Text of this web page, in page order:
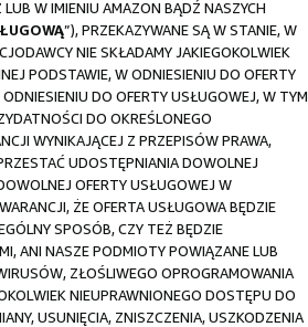
W IMIENIU AMAZON BĄDŹ NASZYCH
”), PRZEKAZYWANE SĄ W STANIE, W
NIE SKŁADAMY JAKIEGOKOLWIEK
PODSTAWIE, W ODNIESIENIU DO OFERTY
DO OFERTY USŁUGOWEJ, W TYM
DO OKREŚLONEGO
WYNIKAJĄCEJ Z PRZEPISÓW PRAWA,
UDOSTĘPNIANIA DOWOLNEJ
OFERTY USŁUGOWEJ W
ŻE OFERTA USŁUGOWA BĘDZIE
SPOSÓB, CZY TEŻ BĘDZIE
ANI NASZE PODMIOTY POWIĄZANE LUB
ZŁOŚLIWEGO OPROGRAMOWANIA
NIEUPRAWNIONEGO DOSTĘPU DO
USUNIĘCIA, ZNISZCZENIA, USZKODZENIA